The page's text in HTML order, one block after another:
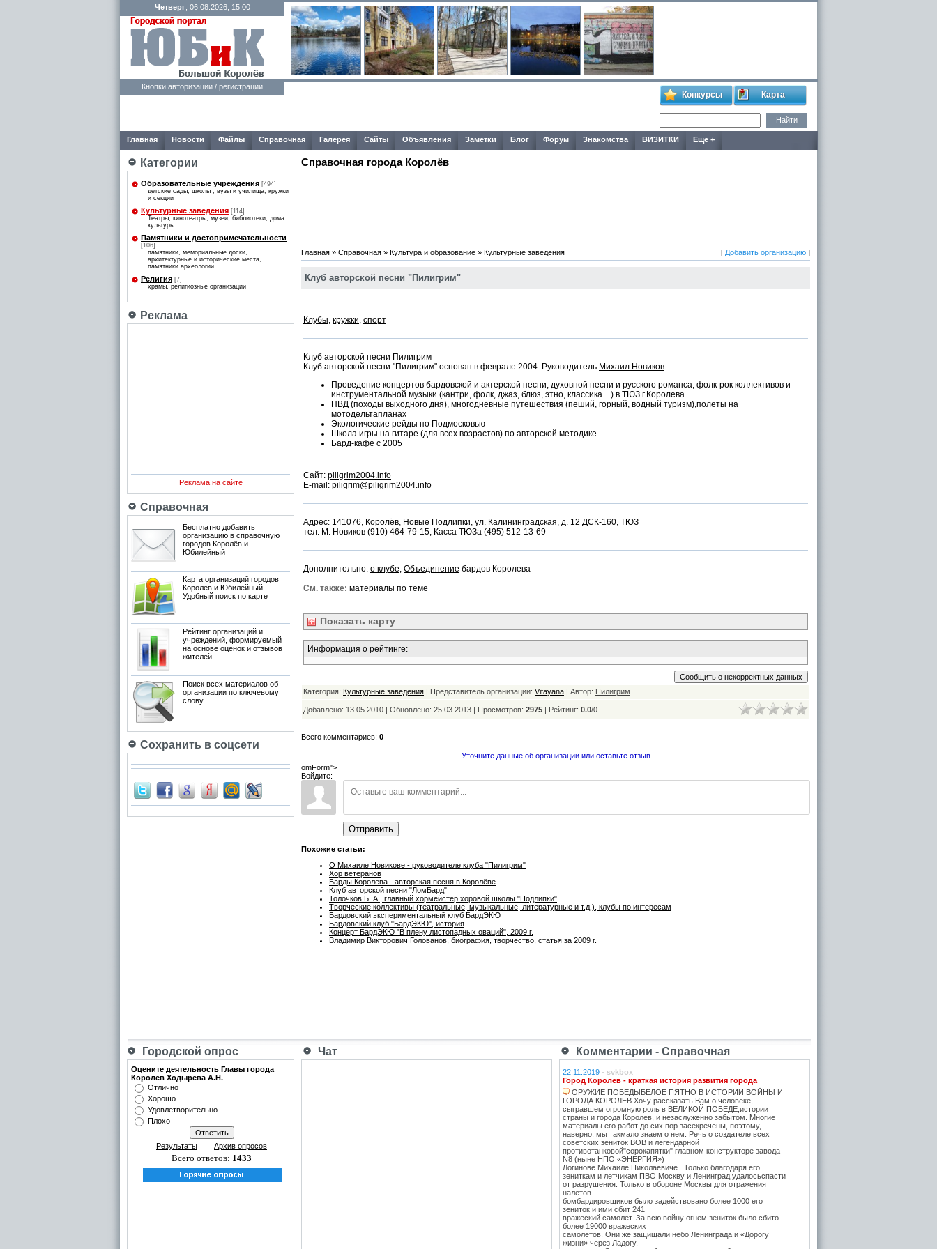
Четверг, 06.08.2026, 15:00
Кнопки авторизации / регистрации
Конкурсы Карта
Главная Новости Файлы Справочная Галерея Сайты Объявления Заметки Блог Форум Знакомства ВИЗИТКИ Ещё +
Категории
Образовательные учреждения [494]
детские сады, школы , вузы и училища, кружки
и секции
Культурные заведения [114]
Театры, кинотеатры, музеи, библиотеки, дома
культуры
Памятники и достопримечательности
[106]
памятники, мемориальные доски,
архитектурные и исторические места,
памятники археологии
Религия [7]
храмы, религиозные организации
Реклама
Реклама на сайте
Справочная
Бесплатно добавить
организацию в справочную
городов Королёв и
Юбилейный
Карта организаций городов
Королёв и Юбилейный.
Удобный поиск по карте
Рейтинг организаций и
учреждений, формируемый
на основе оценок и отзывов
жителей
Поиск всех материалов об
организации по ключевому
слову
Сохранить в соцсети
Справочная города Королёв
Главная » Справочная » Культура и образование » Культурные заведения [ Добавить организацию ]
Клуб авторской песни "Пилигрим"
Клубы, кружки, спорт
Клуб авторской песни Пилигрим
Клуб авторской песни "Пилигрим" основан в феврале 2004. Руководитель Михаил Новиков
Проведение концертов бардовской и актерской песни, духовной песни и русского романса, фолк-рок коллективов и
инструментальной музыки (кантри, фолк, джаз, блюз, этно, классика…) в ТЮЗ г.Королева
ПВД (походы выходного дня), многодневные путешествия (пеший, горный, водный туризм),полеты на
мотодельтапланах
Экологические рейды по Подмосковью
Школа игры на гитаре (для всех возрастов) по авторской методике.
Бард-кафе с 2005
Сайт: piligrim2004.info
E-mail: piligrim@piligrim2004.info
Адрес: 141076, Королёв, Новые Подлипки, ул. Калининградская, д. 12 ДСК-160, ТЮЗ
тел: М. Новиков (910) 464-79-15, Касса ТЮЗа (495) 512-13-69
Дополнительно: о клубе, Объединение бардов Королева
См. также: материалы по теме
Показать карту
Информация о рейтинге:
Категория: Культурные заведения | Представитель организации: Vitayana | Автор: Пилигрим
Добавлено: 13.05.2010 | Обновлено: 25.03.2013 | Просмотров: 2975 | Рейтинг: 0.0/0
Всего комментариев: 0
Уточните данные об организации или оставьте отзыв
omForm">
Войдите:
Отправить
Похожие статьи:
О Михаиле Новикове - руководителе клуба "Пилигрим"
Хор ветеранов
Барды Королева - авторская песня в Королёве
Клуб авторской песни "ЛомБард"
Толочков Б. А., главный хормейстер хоровой школы "Подлипки"
Творческие коллективы (театральные, музыкальные, литературные и т.д.), клубы по интересам
Бардовский экспериментальный клуб БардЭКЮ
Бардовский клуб "БардЭКЮ", история
Концерт БардЭКЮ "В плену листопадных оваций", 2009 г.
Владимир Викторович Голованов, биография, творчество, статья за 2009 г.
Городской опрос Чат Комментарии - Справочная
Оцените деятельность Главы города
Королёв Ходырева А.Н.
Отлично
Хорошо
Удовлетворительно
Плохо
Результаты Архив опросов
Всего ответов: 1433
22.11.2019 - svkbox
Город Королёв - краткая история развития города
ОРУЖИЕ ПОБЕДЫБЕЛОЕ ПЯТНО В ИСТОРИИ ВОЙНЫ И
ГОРОДА КОРОЛЕВ.Хочу рассказать Вам о человеке,
сыгравшем огромную роль в ВЕЛИКОЙ ПОБЕДЕ,истории
страны и города Королев, и незаслуженно забытом. Многие
материалы его работ до сих пор засекречены, поэтому,
наверно, мы такмало знаем о нем. Речь о создателе всех
советских зениток ВОВ и легендарной
противотанковой"сорокапятки" главном конструкторе завода
N8 (ныне НПО «ЭНЕРГИЯ»)
Логинове Михаиле Николаевиче. Только благодаря его
зениткам и летчикам ПВО Москву и Ленинград удалосьспасти
от разрушения. Только в обороне Москвы для отражения
налетов
бомбардировщиков было задействовано более 1000 его
зениток и ими сбит 241
вражеский самолет. За всю войну огнем зениток было сбито
более 19000 вражеских
самолетов. Они же защищали небо Ленинграда и «Дорогу
жизни» через Ладогу,